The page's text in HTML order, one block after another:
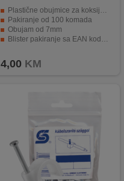
Plastične obujmice za koksijalne kablove
Pakiranje od 100 komada
Obujam od 7mm
Blister pakiranje sa EAN kodom
4,00 KM